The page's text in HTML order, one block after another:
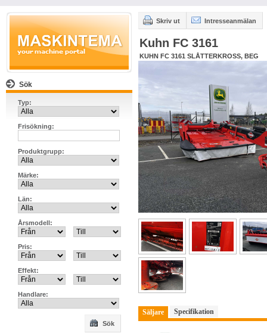
Sök
Typ:
Frisökning:
Produktgrupp:
Märke:
Län:
Årsmodell:
Pris:
Effekt:
Handlare:
Sök
Skriv ut Intresseanmälan
Kuhn FC 3161
KUHN FC 3161 SLÅTTERKROSS, BEG
Säljare Specifikation